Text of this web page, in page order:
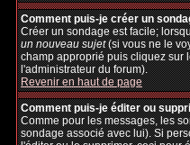
Comment puis-je créer un
Créer un sondage est facile;
un nouveau sujet(si vous ne le
champ approprié puis cliquez sur
l'administrateur du forum).
Revenir en haut de page
Comment puis-je éditer ou
Comme pour les messages, les
sondage associé avec lui). Si